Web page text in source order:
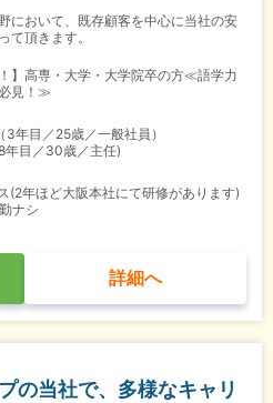
において、既存顧客を中心に当社の安
て頂きます。
】高専・大学・大学院卒の方≪語学力
見！≫
年目／25歳／一般社員）
年目／30歳／主任)
(2年ほど大阪本社にて研修があります)
ナシ
詳細へ
の当社で、多様なキャリ